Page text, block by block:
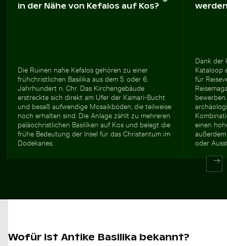
in der Nähe von Kefalos auf Kos?
Die Ruinen nahe Kefalos gehören zu einer
frühchristlichen Basilika aus dem 5. oder 6.
Jahrhundert n. Chr. Das Kirchengebäude
erstreckte sich direkt am Ufer der Kamari-Bucht
und besaß aufwendige Mosaikböden, die teilweise
noch erhalten sind. Die Anlage zählt zu mehreren
paläochristlichen Basiliken auf Kos und belegt die
frühe Bedeutung der Insel für das Christentum im
Dodekanes.
Dank der
Kataloop
für
einen
oder
Wofür ist Antike Basilika bekannt?